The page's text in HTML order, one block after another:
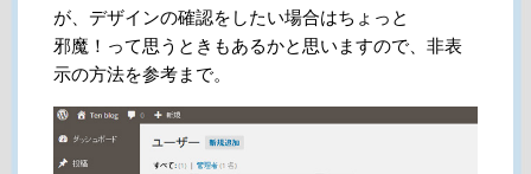
が、デザインの確認をしたい場合はちょっと
邪魔！って思うときもあるかと思いますので、非表
示の方法を参考まで。